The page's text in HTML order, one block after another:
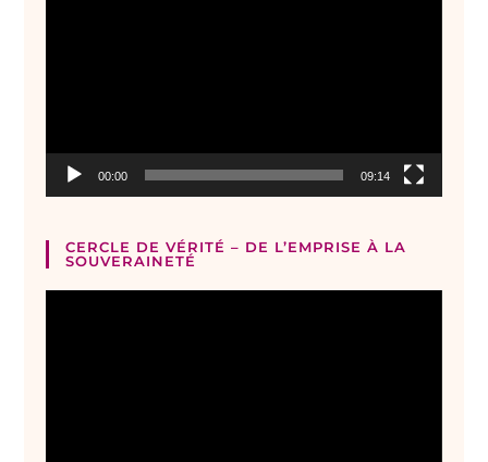
00:00 09:14
CERCLE DE VÉRITÉ – DE L’EMPRISE À LA
SOUVERAINETÉ